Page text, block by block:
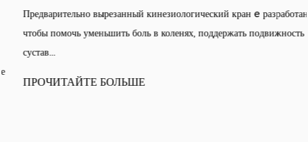
Предварительно вырезанный кинезиологический кран e разработан,
чтобы помочь уменьшить боль в коленях, поддержать подвижность
сустав...
ПРОЧИТАЙТЕ БОЛЬШЕ